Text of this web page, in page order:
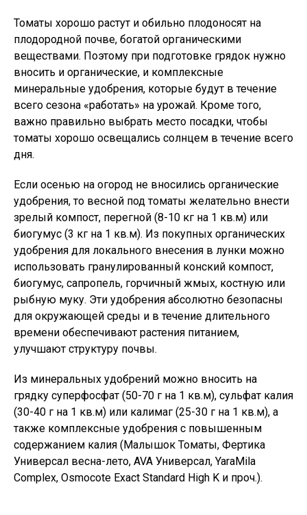
Томаты хорошо растут и обильно плодоносят на
плодородной почве, богатой органическими
веществами. Поэтому при подготовке грядок нужно
вносить и органические, и комплексные
минеральные удобрения, которые будут в течение
всего сезона «работать» на урожай. Кроме того,
важно правильно выбрать место посадки, чтобы
томаты хорошо освещались солнцем в течение всего
дня.
Если осенью на огород не вносились органические
удобрения, то весной под томаты желательно внести
зрелый компост, перегной (8-10 кг на 1 кв.м) или
биогумус (3 кг на 1 кв.м). Из покупных органических
удобрения для локального внесения в лунки можно
использовать гранулированный конский компост,
биогумус, сапропель, горчичный жмых, костную или
рыбную муку. Эти удобрения абсолютно безопасны
для окружающей среды и в течение длительного
времени обеспечивают растения питанием,
улучшают структуру почвы.
Из минеральных удобрений можно вносить на
грядку суперфосфат (50-70 г на 1 кв.м), сульфат калия
(30-40 г на 1 кв.м) или калимаг (25-30 г на 1 кв.м), а
также комплексные удобрения с повышенным
содержанием калия (Малышок Томаты, Фертика
Универсал весна-лето, AVA Универсал, YaraMila
Complex, Osmocote Exact Standard High K и проч.).